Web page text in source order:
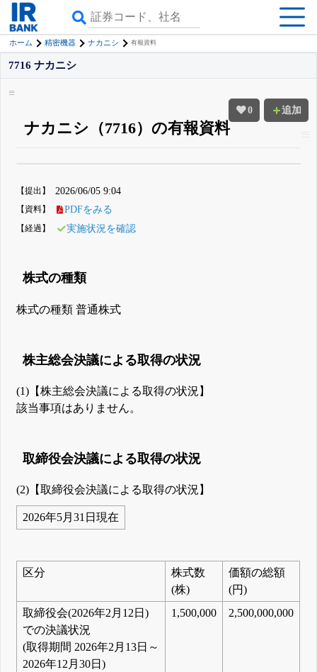
ホーム 精密機器 ナカニシ 有報資料
0 追加
7716 ナカニシ
ナカニシ（7716）の有報資料
詳しく見られる無料でβ版をはじめる
登録すると永久30%OFFと米株版の先行利用も付きます
【提出】 2026/06/05 9:04
【資料】 PDFをみる
【経過】 実施状況を確認
株式の種類
株式の種類 普通株式
株主総会決議による取得の状況
(1)【株主総会決議による取得の状況】
該当事項はありません。
取締役会決議による取得の状況
(2)【取締役会決議による取得の状況】
2026年5月31日現在
区分
株式数
(株)
価額の総額
(円)
取締役会(2026年2月12日)
での決議状況
(取得期間 2026年2月13日～
2026年12月30日)
1,500,000 2,500,000,000